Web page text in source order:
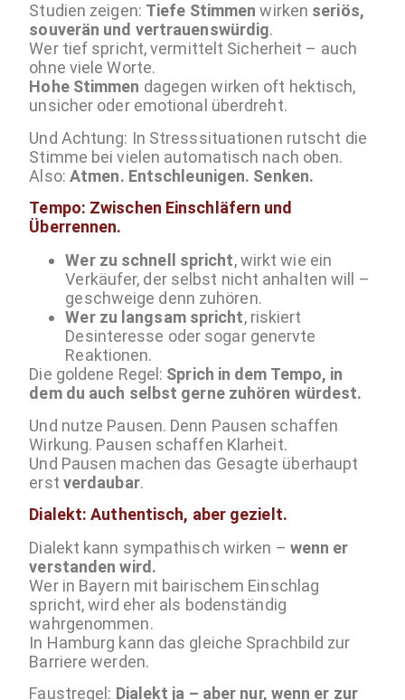
Studien zeigen: Tiefe Stimmen wirken seriös,
souverän und vertrauenswürdig.
Wer tief spricht, vermittelt Sicherheit – auch
ohne viele Worte.
Hohe Stimmen dagegen wirken oft hektisch,
unsicher oder emotional überdreht.
Und Achtung: In Stresssituationen rutscht die
Stimme bei vielen automatisch nach oben.
Also: Atmen. Entschleunigen. Senken.
Tempo: Zwischen Einschläfern und
Überrennen.
Wer zu schnell spricht, wirkt wie ein
Verkäufer, der selbst nicht anhalten will –
geschweige denn zuhören.
Wer zu langsam spricht, riskiert
Desinteresse oder sogar genervte
Reaktionen.
Die goldene Regel: Sprich in dem Tempo, in
dem du auch selbst gerne zuhören würdest.
Und nutze Pausen. Denn Pausen schaffen
Wirkung. Pausen schaffen Klarheit.
Und Pausen machen das Gesagte überhaupt
erst verdaubar.
Dialekt: Authentisch, aber gezielt.
Dialekt kann sympathisch wirken – wenn er
verstanden wird.
Wer in Bayern mit bairischem Einschlag
spricht, wird eher als bodenständig
wahrgenommen.
In Hamburg kann das gleiche Sprachbild zur
Barriere werden.
Faustregel: Dialekt ja – aber nur, wenn er zur